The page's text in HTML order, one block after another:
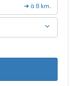
➔ à 8 km.